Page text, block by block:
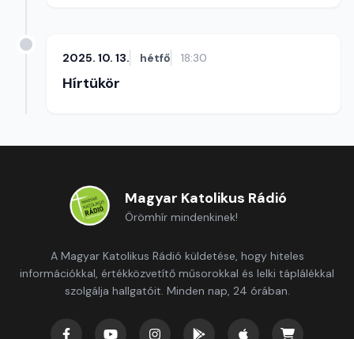
2025. 10. 13. hétfő 18:30
Hírtükör
Magyar Katolikus Rádió
Örömhír mindenkinek!
A Magyar Katolikus Rádió küldetése, hogy hiteles
információkkal, értékközvetítő műsorokkal és lelki táplálékkal
szolgálja hallgatóit. Minden nap, 24 órában.